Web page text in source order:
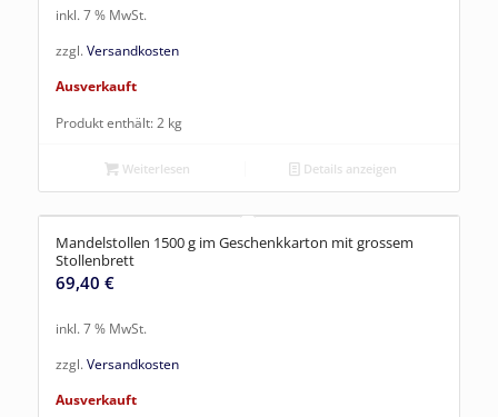
inkl. 7 % MwSt.
zzgl. Versandkosten
Ausverkauft
Produkt enthält: 2 kg
Weiterlesen Details anzeigen
Mandelstollen 1500 g im Geschenkkarton mit grossem
Stollenbrett
69,40 €
inkl. 7 % MwSt.
zzgl. Versandkosten
Ausverkauft